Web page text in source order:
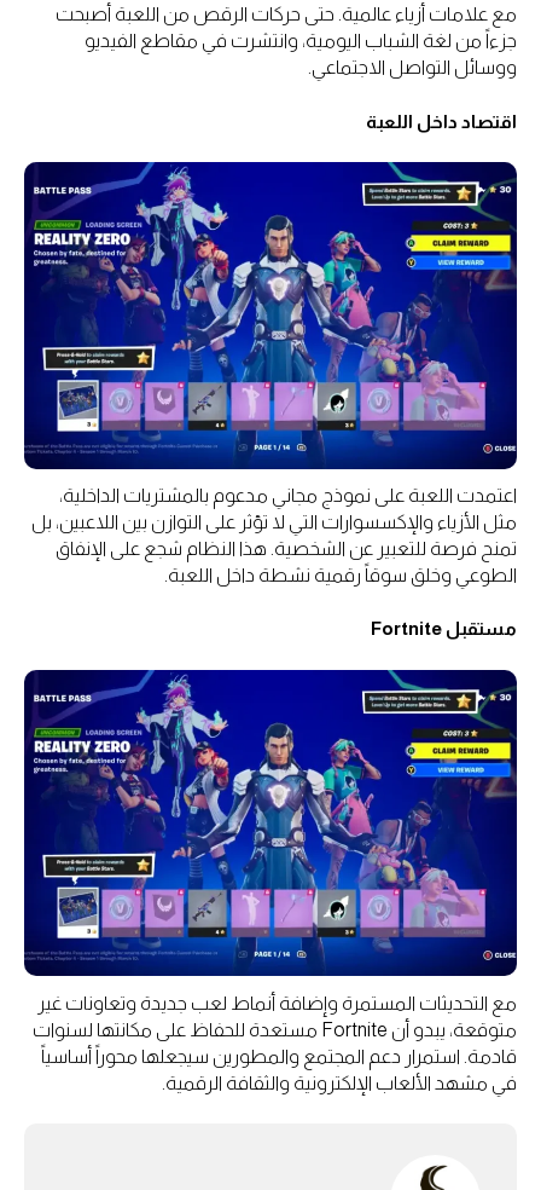
مع علامات أزياء عالمية. حتى حركات الرقص من اللعبة أصبحت
جزءاً من لغة الشباب اليومية، وانتشرت في مقاطع الفيديو
ووسائل التواصل الاجتماعي.
اقتصاد داخل اللعبة
اعتمدت اللعبة على نموذج مجاني مدعوم بالمشتريات الداخلية،
مثل الأزياء والإكسسوارات التي لا تؤثر على التوازن بين اللاعبين، بل
تمنح فرصة للتعبير عن الشخصية. هذا النظام شجع على الإنفاق
الطوعي وخلق سوقاً رقمية نشطة داخل اللعبة.
مستقبل Fortnite
مع التحديثات المستمرة وإضافة أنماط لعب جديدة وتعاونات غير
متوقعة، يبدو أن Fortnite مستعدة للحفاظ على مكانتها لسنوات
قادمة. استمرار دعم المجتمع والمطورين سيجعلها محوراً أساسياً
في مشهد الألعاب الإلكترونية والثقافة الرقمية.